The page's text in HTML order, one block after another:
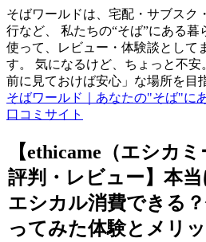
そばワールドは、宅配・サブスク
行など、 私たちの“そば”にある暮
使って、レビュー・体験談として
す。 気になるけど、ちょっと不
前に見ておけば安心」な場所を目
そばワールド｜あなたの"そば"に
口コミサイト
【ethicame（エシカミ
評判・レビュー】本当
エシカル消費できる
ってみた体験とメリッ